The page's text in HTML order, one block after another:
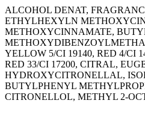
ALCOHOL DENAT,
ETHYLHEXYLN
METHOXYCINNAMATE,
YELLOW 5/CI 19140, RED 4/CI
RED 33/CI 17200, CITRAL,
HYDROXYCITRONELLAL,
BUTYLPHENYL
CITRONELLOL, METHYL 2-